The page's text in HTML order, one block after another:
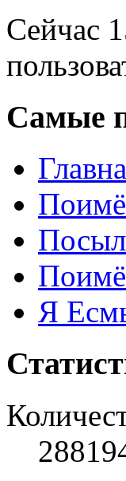
Сейчас
Самые
Я